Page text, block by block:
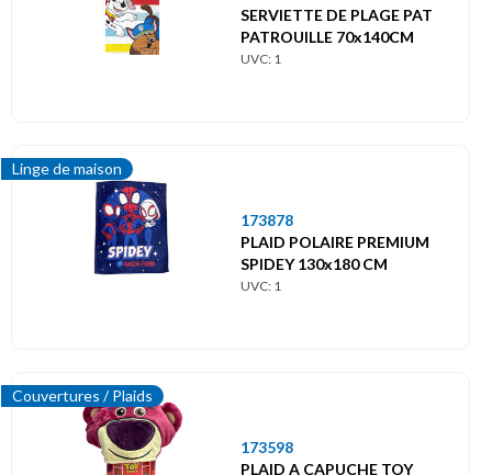
SERVIETTE DE PLAGE PAT
PATROUILLE 70x140CM
UVC: 1
Linge de maison
173878
PLAID POLAIRE PREMIUM
SPIDEY 130x180 CM
UVC: 1
Couvertures / Plaids
173598
PLAID A CAPUCHE TOY